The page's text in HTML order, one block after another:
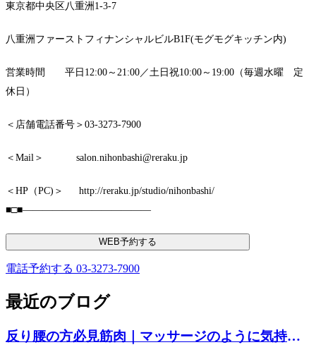
東京都中央区八重洲1-3-7
八重洲ファーストフィナンシャルビルB1F(モグモグキッチン内)
営業時間 平日12:00～21:00／土日祝10:00～19:00（毎週水曜 定
休日）
＜店舗電話番号＞03-3273-7900
＜Mail＞ salon.nihonbashi@reraku.jp
＜HP（PC)＞ http://reraku.jp/studio/nihonbashi/
■□■―――――――――――――
WEB予約する
電話予約する 03-3273-7900
最近のブログ
反り腰の方必見筋肉｜マッサージのように気持ち